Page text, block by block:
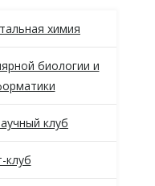
химия
биологии и
клуб
клуб